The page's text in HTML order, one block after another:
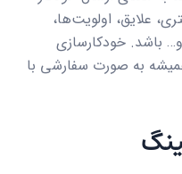
علایق، اولویت‌ها،
باشد. خودکارسازی
به صورت سفارشی با